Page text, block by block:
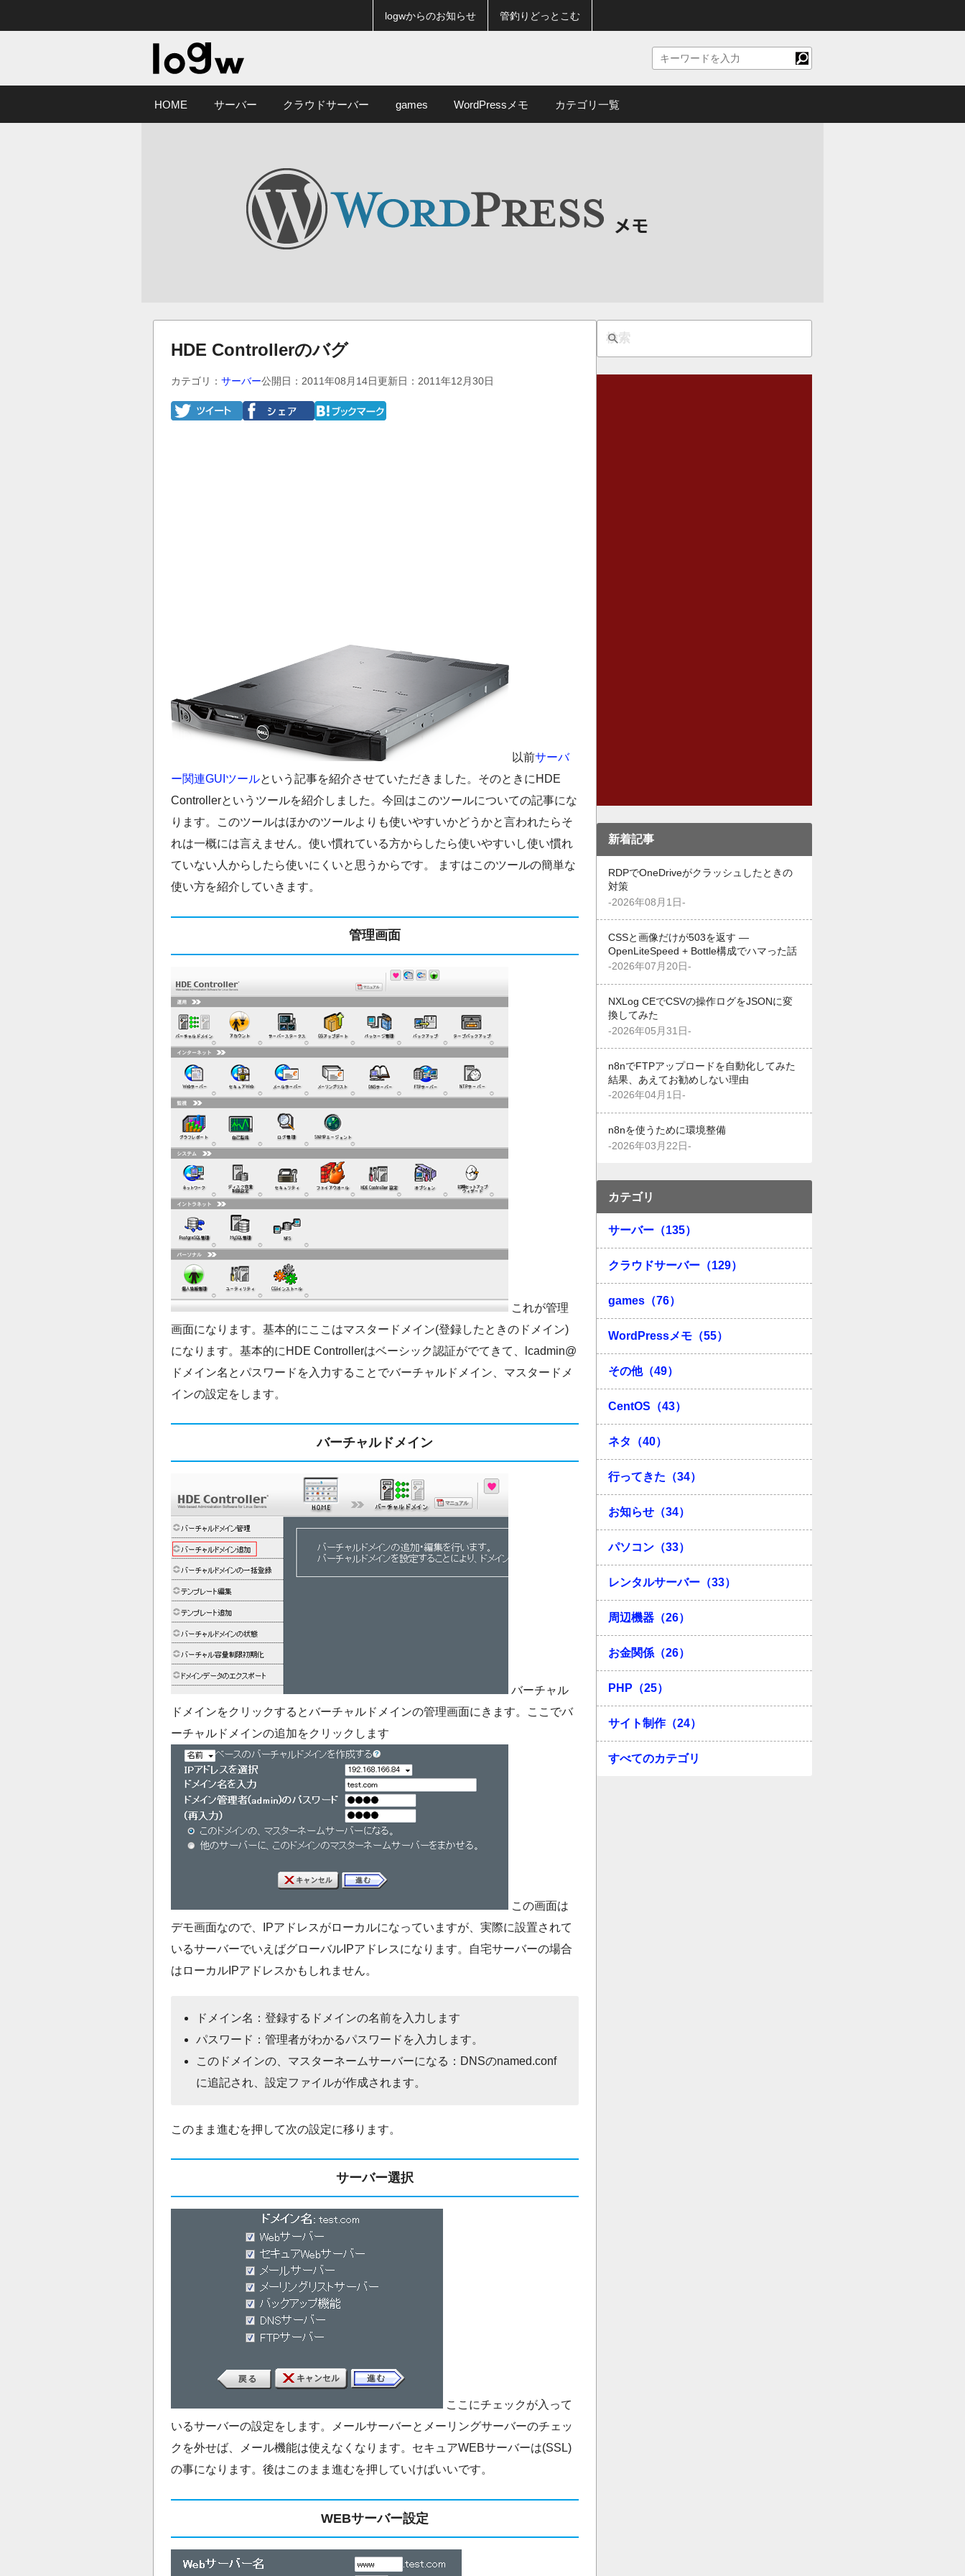
logwからのお知らせ 管釣りどっとこむ
HOME サーバー クラウドサーバー games WordPressメモ カテゴリ一覧
HDE Controllerのバグ
カテゴリ： サーバー公開日：2011年08月14日 更新日：2011年12月30日
以前サーバ
ー関連GUIツールという記事を紹介させていただきました。そのときにHDE
Controllerというツールを紹介しました。今回はこのツールについての記事にな
ります。このツールはほかのツールよりも使いやすいかどうかと言われたらそ
れは一概には言えません。使い慣れている方からしたら使いやすいし使い慣れ
ていない人からしたら使いにくいと思うからです。 ますはこのツールの簡単な
使い方を紹介していきます。
管理画面
これが管理
画面になります。基本的にここはマスタードメイン(登録したときのドメイン)
になります。基本的にHDE Controllerはベーシック認証がでてきて、lcadmin@
ドメイン名とパスワードを入力することでバーチャルドメイン、マスタードメ
インの設定をします。
バーチャルドメイン
バーチャル
ドメインをクリックするとバーチャルドメインの管理画面にきます。ここでバ
ーチャルドメインの追加をクリックします
この画面は
デモ画面なので、IPアドレスがローカルになっていますが、実際に設置されて
いるサーバーでいえばグローバルIPアドレスになります。自宅サーバーの場合
はローカルIPアドレスかもしれません。
ドメイン名：登録するドメインの名前を入力します
パスワード：管理者がわかるパスワードを入力します。
このドメインの、マスターネームサーバーになる：DNSのnamed.conf
に追記され、設定ファイルが作成されます。
このまま進むを押して次の設定に移ります。
サーバー選択
ここにチェックが入って
いるサーバーの設定をします。メールサーバーとメーリングサーバーのチェッ
クを外せば、メール機能は使えなくなります。セキュアWEBサーバーは(SSL)
の事になります。後はこのまま進むを押していけばいいです。
WEBサーバー設定
新着記事
RDPでOneDriveがクラッシュしたときの
対策
-2026年08月1日-
CSSと画像だけが503を返す —
OpenLiteSpeed + Bottle構成でハマった話
-2026年07月20日-
NXLog CEでCSVの操作ログをJSONに変
換してみた
-2026年05月31日-
n8nでFTPアップロードを自動化してみた
結果、あえてお勧めしない理由
-2026年04月1日-
n8nを使うために環境整備
-2026年03月22日-
カテゴリ
サーバー（135）
クラウドサーバー（129）
games（76）
WordPressメモ（55）
その他（49）
CentOS（43）
ネタ（40）
行ってきた（34）
お知らせ（34）
パソコン（33）
レンタルサーバー（33）
周辺機器（26）
お金関係（26）
PHP（25）
サイト制作（24）
すべてのカテゴリ